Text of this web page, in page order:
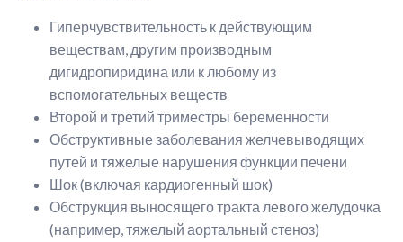
Гиперчувствительность к действующим
веществам, другим производным
дигидропиридина или к любому из
вспомогательных веществ
Второй и третий триместры беременности
Обструктивные заболевания желчевыводящих
путей и тяжелые нарушения функции печени
Шок (включая кардиогенный шок)
Обструкция выносящего тракта левого желудочка
(например, тяжелый аортальный стеноз)